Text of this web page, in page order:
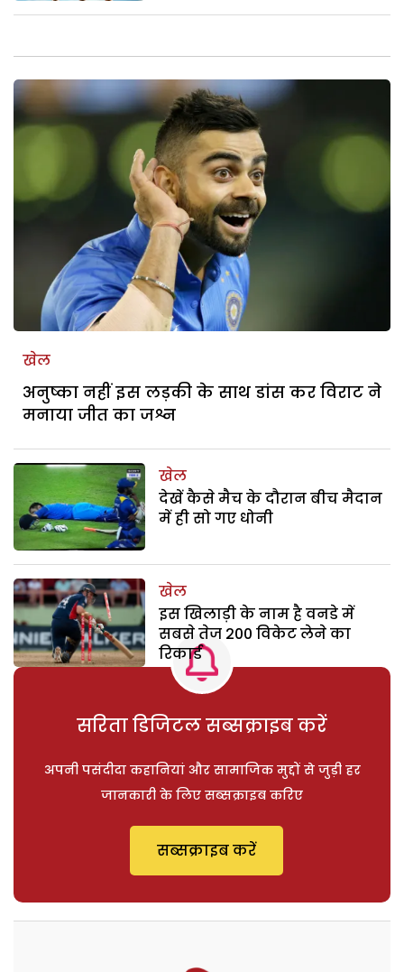
खेल
अनुष्का नहीं इस लड़की के साथ डांस कर विराट ने
मनाया जीत का जश्न
खेल
देखें कैसे मैच के दौरान बीच मैदान
में ही सो गए धोनी
खेल
इस खिलाड़ी के नाम है वनडे में
सबसे तेज 200 विकेट लेने का
रिकार्ड
सरिता डिजिटल सब्सक्राइब करें
अपनी पसंदीदा कहानियां और सामाजिक मुद्दों से जुड़ी हर
जानकारी के लिए सब्सक्राइब करिए
सब्सक्राइब करें